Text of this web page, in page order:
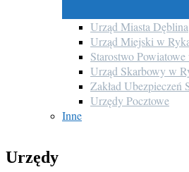
Urząd Miasta Dęblina
Urząd Miejski w
Starostwo
Urząd Skarbowy w
Zakład Ubezpieczeń
Urzędy Pocztowe
Inne
Urzędy